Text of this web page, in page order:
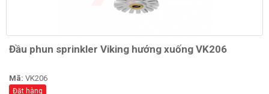
Đầu phun sprinkler Viking hướng xuống VK206
Mã: VK206
Đặt hàng